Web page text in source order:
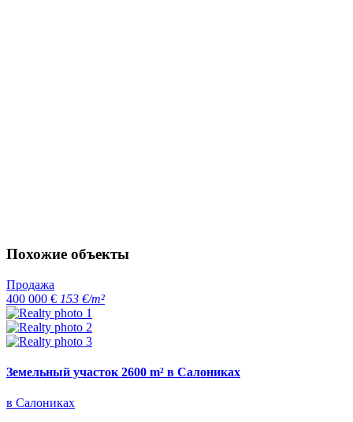
Похожие объекты
Продажа
400 000 € 153 €/m²
Земельный участок 2600 m² в Салониках
в Салониках